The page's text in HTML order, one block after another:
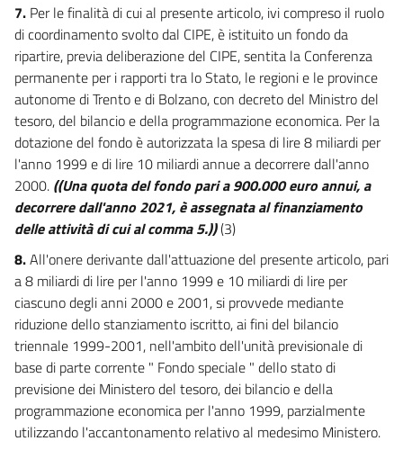
7. Per le finalità di cui al presente articolo, ivi compreso il ruolo
di coordinamento svolto dal CIPE, è istituito un fondo da
ripartire, previa deliberazione del CIPE, sentita la Conferenza
permanente per i rapporti tra lo Stato, le regioni e le province
autonome di Trento e di Bolzano, con decreto del Ministro del
tesoro, del bilancio e della programmazione economica. Per la
dotazione del fondo è autorizzata la spesa di lire 8 miliardi per
l'anno 1999 e di lire 10 miliardi annue a decorrere dall'anno
2000. ((Una quota del fondo pari a 900.000 euro annui, a
decorrere dall'anno 2021, è assegnata al finanziamento
delle attività di cui al comma 5.))(3)
8.All'onere derivante dall'attuazione del presente articolo, pari
a 8 miliardi di lire per l'anno 1999 e 10 miliardi di lire per
ciascuno degli anni 2000 e 2001, si provvede mediante
riduzione dello stanziamento iscritto, ai fini del bilancio
triennale 1999-2001, nell'ambito dell'unità previsionale di
base di parte corrente " Fondo speciale " dello stato di
previsione dei Ministero del tesoro, dei bilancio e della
programmazione economica per l'anno 1999, parzialmente
utilizzando l'accantonamento relativo al medesimo Ministero.